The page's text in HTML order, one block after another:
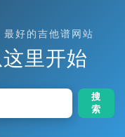
好的吉他谱网站
里开始
搜
索